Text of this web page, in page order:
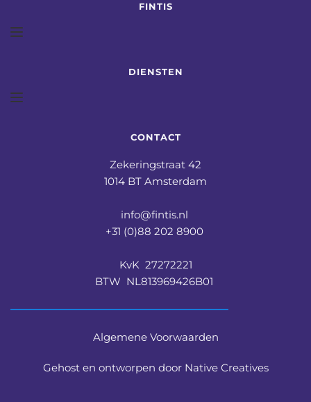
FINTIS
DIENSTEN
CONTACT
Zekeringstraat 42
1014 BT Amsterdam
info@fintis.nl
+31 (0)88 202 8900
KvK  27272221
BTW  NL813969426B01
Algemene Voorwaarden
Gehost en ontworpen door Native Creatives